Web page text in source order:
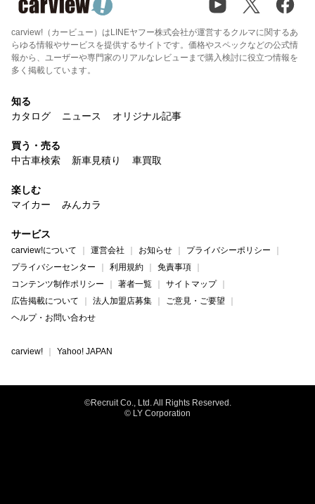
carview!（カービュー）はLINEヤフー株式会社が運営するクルマに関するあ
らゆる情報やサービスを提供するサイトです。価格やスペックなどの公式情
報から、ユーザーや専門家のリアルなレビューまで購入検討に役立つ情報を
多く掲載しています。
知る
カタログ
ニュース オリジナル記事
買う・売る
中古車検索
新車見積り 車買取
楽しむ
マイカー
みんカラ
サービス
carview!について 運営会社 お知らせ
プライバシーポリシー
プライバシーセンター
利用規約
免責事項
コンテンツ制作ポリシー
著者一覧
サイトマップ
広告掲載について
法人加盟店募集
ご意見・ご要望
ヘルプ・お問い合わせ
carview! Yahoo! JAPAN
©Recruit Co., Ltd. All Rights Reserved.
© LY Corporation